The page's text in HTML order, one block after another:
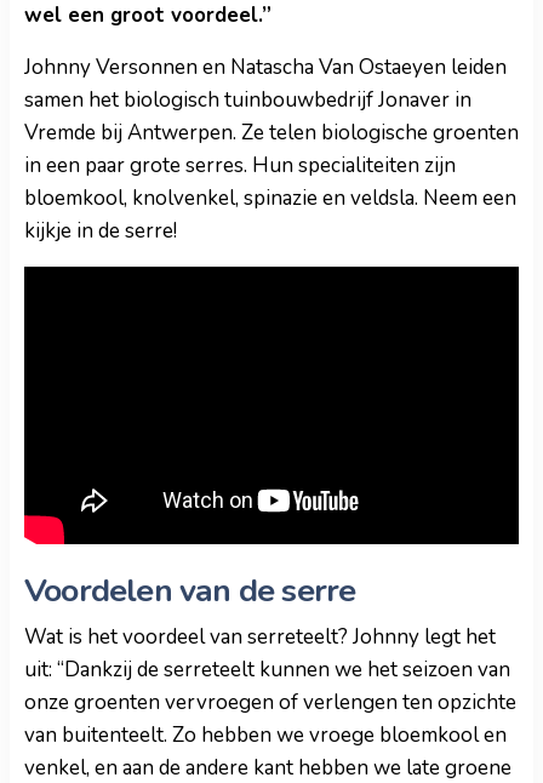
wel een groot voordeel.”
Johnny Versonnen en Natascha Van Ostaeyen leiden
samen het biologisch tuinbouwbedrijf Jonaver in
Vremde bij Antwerpen. Ze telen biologische groenten
in een paar grote serres. Hun specialiteiten zijn
bloemkool, knolvenkel, spinazie en veldsla. Neem een
kijkje in de serre!
Voordelen van de serre
Wat is het voordeel van serreteelt? Johnny legt het
uit: “Dankzij de serreteelt kunnen we het seizoen van
onze groenten vervroegen of verlengen ten opzichte
van buitenteelt. Zo hebben we vroege bloemkool en
venkel, en aan de andere kant hebben we late groene